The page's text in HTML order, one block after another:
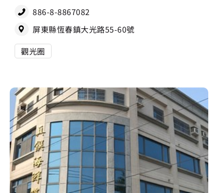
886-8-8867082
屏東縣恆春鎮大光路55-60號
觀光圈